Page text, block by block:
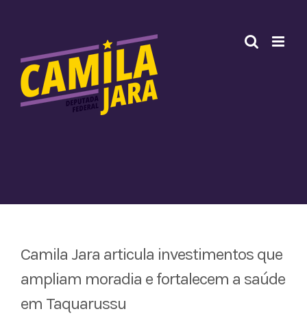
conteúdo
Camila Jara articula investimentos que
ampliam moradia e fortalecem a saúde
em Taquarussu